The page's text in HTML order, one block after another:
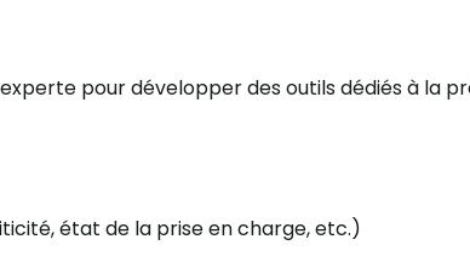
pour développer des outils dédiés à la
état de la prise en charge, etc.)